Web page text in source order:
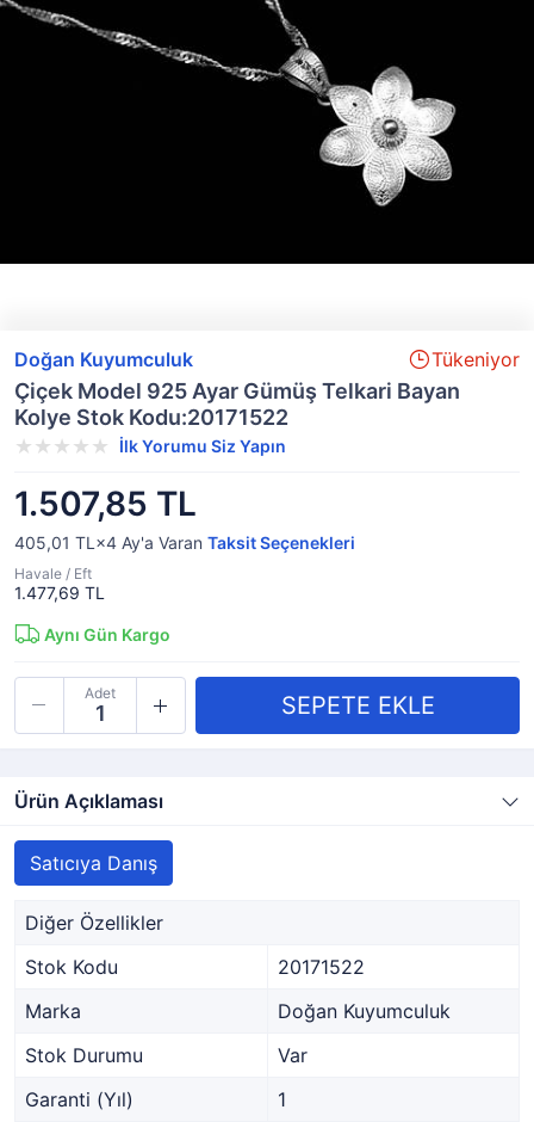
Doğan Kuyumculuk Tükeniyor
Çiçek Model 925 Ayar Gümüş Telkari Bayan
Kolye Stok Kodu:20171522
İlk Yorumu Siz Yapın
1.507,85 TL
405,01 TL×4 Ay'a Varan Taksit Seçenekleri
Havale / Eft
1.477,69 TL
Aynı Gün Kargo
Adet
Ürün Açıklaması
Satıcıya Danış
Diğer Özellikler
Stok Kodu
20171522
Marka
Doğan Kuyumculuk
Stok Durumu
Var
Garanti (Yıl)
1